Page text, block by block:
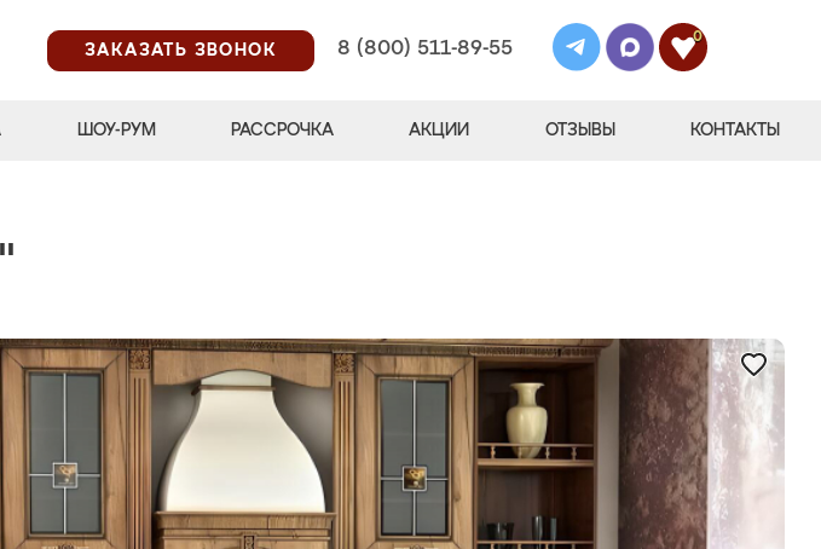
ЗАКАЗАТЬ ЗВОНОК
8 (800) 511-89-55
0
ШОУ-РУМ РАССРОЧКА АКЦИИ ОТЗЫВЫ КОНТАКТЫ